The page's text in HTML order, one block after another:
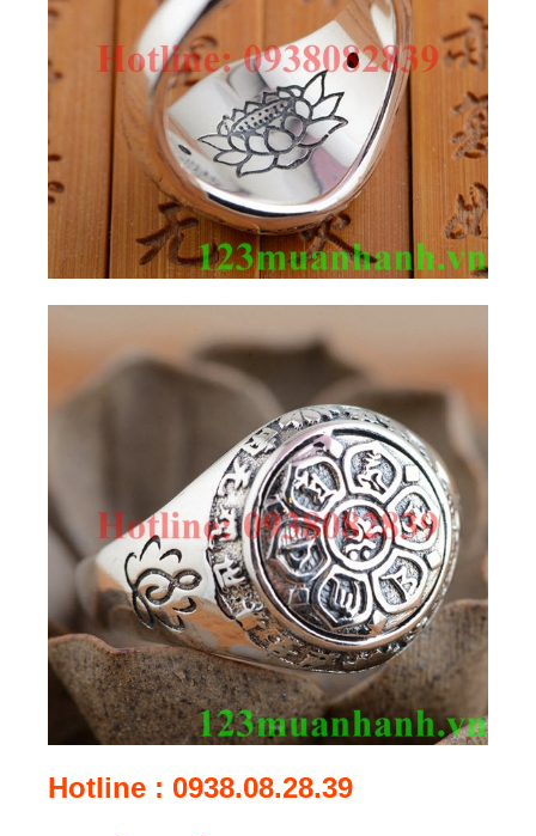
Hotline : 0938.08.28.39